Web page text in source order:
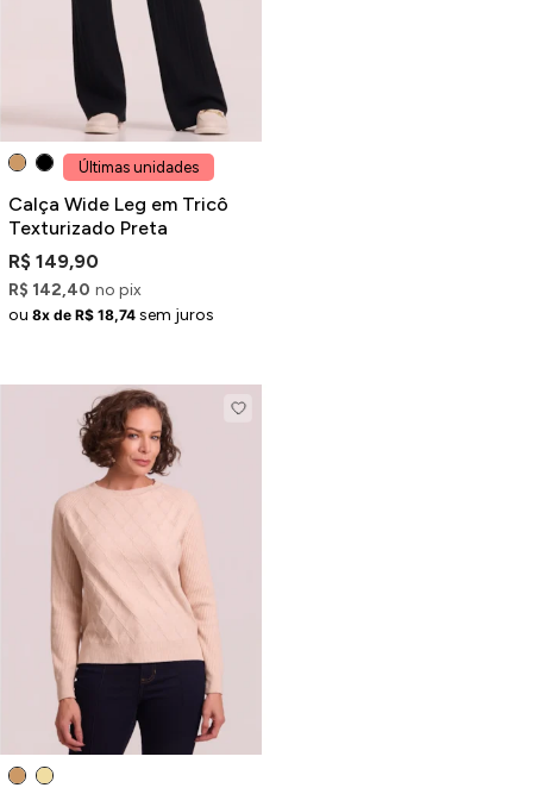
Últimas unidades
Calça Wide Leg em Tricô
Texturizado Preta
R$ 149,90
R$ 142,40 no pix
ou 8x de R$ 18,74 sem juros